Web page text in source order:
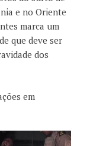
e no Oriente
marca um
que deve ser
dos
em